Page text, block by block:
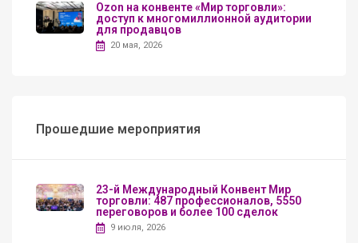
Ozon на конвенте «Мир торговли»:
доступ к многомиллионной аудитории
для продавцов
20 мая, 2026
Прошедшие мероприятия
23-й Международный Конвент Мир
торговли: 487 профессионалов, 5550
переговоров и более 100 сделок
9 июля, 2026